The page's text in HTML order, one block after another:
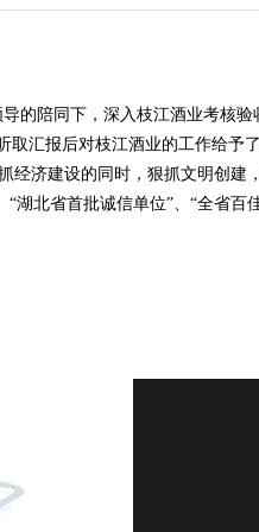
的陪同下，深入枝江酒业考核验
汇报后对枝江酒业的工作给予
经济建设的同时，狠抓文明创建
湖北省首批诚信单位”、“全省百
4229356